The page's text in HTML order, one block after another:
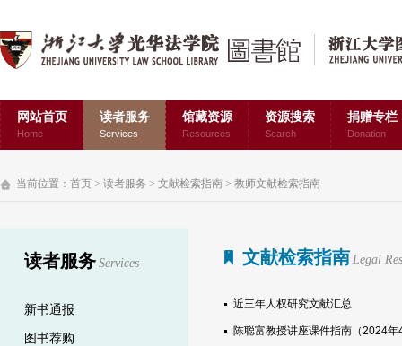
网站首页
Home
读者服务
Services
馆藏资源
Resources
资源搜索
Search
捐赠专栏
Donation
当前位置： 首页 > 读者服务 > 文献检索指南 > 教师文献检索指南
读者服务 Services
新书通报
图书荐购
文献检索指南 Legal
近三年人权研究文献汇总
陈聪富教授讲座课件指南（2024年